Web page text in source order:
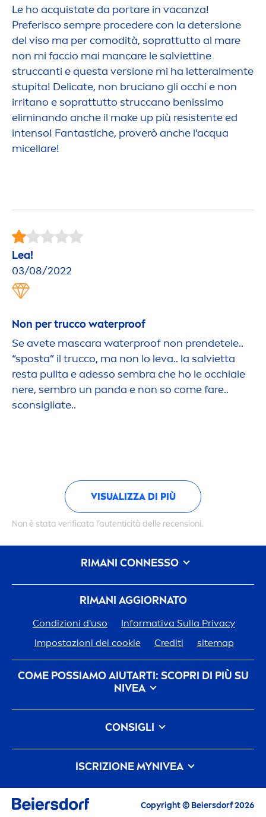
Le ho acquistate da portare in vacanza!
Preferisco sempre procedere con la detersione
del viso ma per comodità, soprattutto al mare
non mi faccio mai mancare le salviettine
struccanti e questa versione mi ha letteralmente
stupita! Delicate, non bruciano gli occhi e non
irritano e soprattutto struccano benissimo
eliminando anche il make up più resistente ed
intenso! Fantastiche, proverò anche l'acqua
micellare!
Lea!
03/08/2022
Non per trucco waterproof
Se avete mascara waterproof non prendetele..
“sposta” il trucco, ma non lo leva.. la salvietta
resta pulita e adesso sembra che ho le occhiaie
nere, sembro un panda e non so come fare..
sconsigliate..
VISUALIZZA DI PIÙ
Non è stata verificata l’autenticità delle recensioni.
RIMANI AGGIORNATO
Condizioni d'uso
Informativa Sulla Privacy
Impostazioni dei cookie
Crediti sitemap
COME POSSIAMO AIUTARTI: SCOPRI DI PIÙ SU
NIVEA
Storia del Marchio
Opportunità di Lavoro in Beiersdorf
L'impegno DiNiveaPer Il Nostro Pianeta
FAQ
Contattaci
CONSIGLI
Come eliminare le macchie scure sulla pelle: cause,
cura e prevenzione
ISCRIZIONE MYNIVEA
Iscriviti alla Community MyNIVEAper ricevere
contenuti esclusivi e personalizzati in base ai
RIMANI CONNESSO
Copyright © Beiersdorf 2026